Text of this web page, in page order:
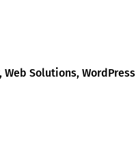
Web Solutions WordPress